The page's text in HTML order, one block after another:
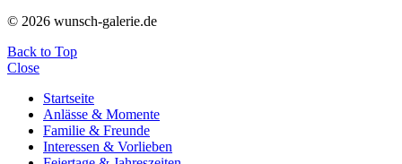
© 2026 wunsch-galerie.de
Back to Top
Close
Startseite
Anlässe & Momente
Familie & Freunde
Interessen & Vorlieben